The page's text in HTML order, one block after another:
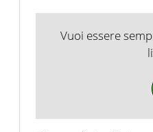
Vuoi essere